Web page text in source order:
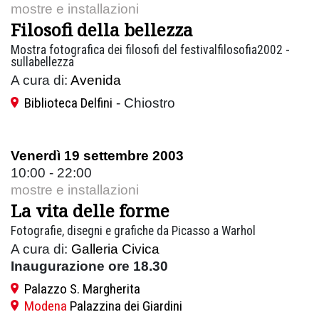
mostre e installazioni
Filosofi della bellezza
Mostra fotografica dei filosofi del festivalfilosofia2002 -
sullabellezza
A cura di: Avenida
Biblioteca Delfini - Chiostro
Venerdì 19 settembre 2003
10:00 - 22:00
mostre e installazioni
La vita delle forme
Fotografie, disegni e grafiche da Picasso a Warhol
A cura di: Galleria Civica
Inaugurazione ore 18.30
Palazzo S. Margherita
Modena Palazzina dei Giardini